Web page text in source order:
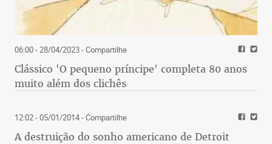
06:00 - 28/04/2023- Compartilhe
Clássico 'O pequeno príncipe' completa 80 anos
muito além dos clichês
12:02 - 05/01/2014- Compartilhe
A destruição do sonho americano de Detroit